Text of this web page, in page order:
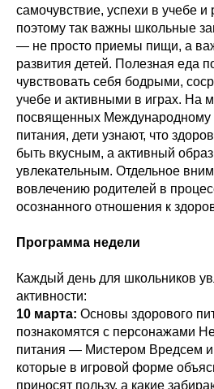
самочувствие, успехи в учебе
поэтому так важны школьные
— не просто приемы пищи, а
развития детей. Полезная еда
чувствовать себя бодрыми,
учебе и активными в играх. На
посвященных Международному
питания, дети узнают, что
быть вкусным, а активный
увлекательным. Отдельное
вовлечению родителей в
осознанного отношения к
Программа недели
Каждый день для школьников
активности:
10 марта: Основы здорового
познакомятся с персонажами
питания — Мистером Вредсем
которые в игровой форме
приносят пользу, а какие